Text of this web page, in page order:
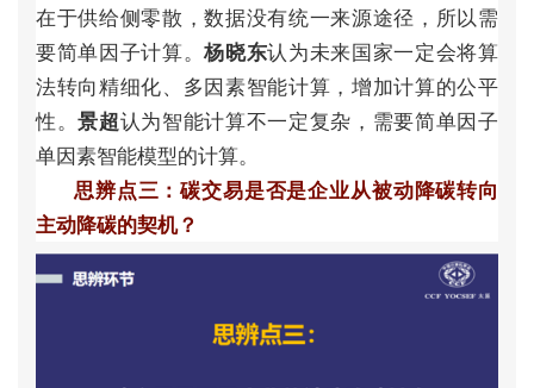
在于供给侧零散 ，数据没有统一来源途径 ， 所以需
要简单因子计算。杨晓东认为未来国家一定会将算
法转向精细化、 多因素智能计算 ，增加计算的公平
性。景超认为智能计算不一定复杂 ， 需要简单因子
单因素智能模型的计算。
思辨点三 ：碳交易是否是企业从被动降碳转向
主动降碳的契机？